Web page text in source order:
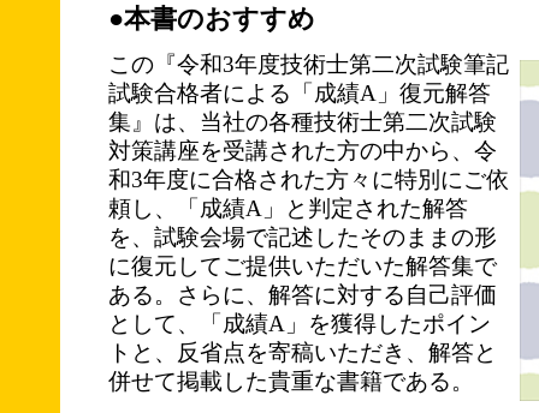
●本書のおすすめ
この『令和3年度技術士第二次試験筆記
試験合格者による「成績A」復元解答
集』は、当社の各種技術士第二次試験
対策講座を受講された方の中から、令
和3年度に合格された方々に特別にご依
頼し、「成績A」と判定された解答
を、試験会場で記述したそのままの形
に復元してご提供いただいた解答集で
ある。さらに、解答に対する自己評価
として、「成績A」を獲得したポイン
トと、反省点を寄稿いただき、解答と
併せて掲載した貴重な書籍である。